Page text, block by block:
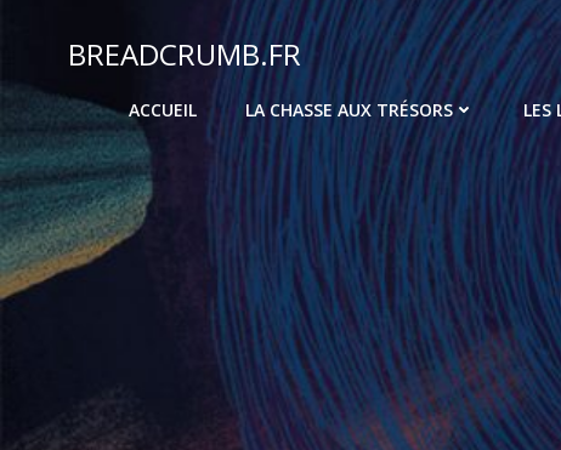
contenuBREADCRUMB.FR
ACCUEIL LA CHASSE AUX TRÉSORS LES